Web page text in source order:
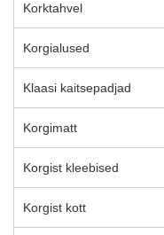
Korktahvel
Korgialused
Klaasi kaitsepadjad
Korgimatt
Korgist kleebised
Korgist kott